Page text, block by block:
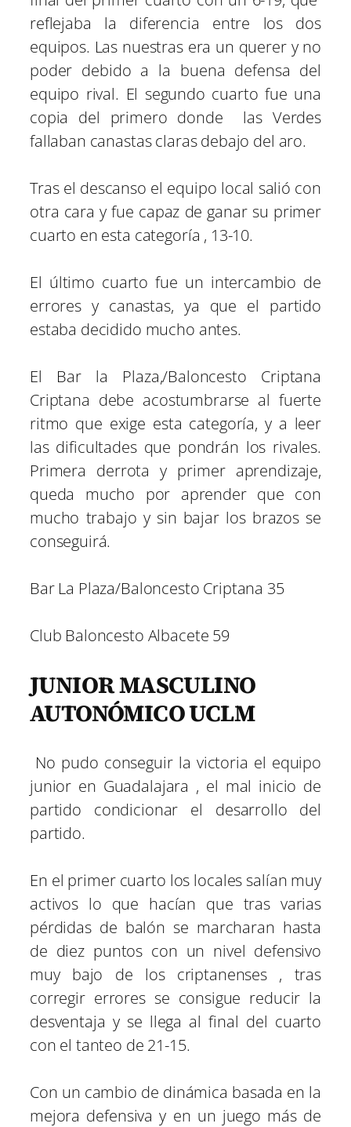
reflejaba la diferencia entre los dos
equipos. Las nuestras era un querer y no
poder debido a la buena defensa del
equipo rival. El segundo cuarto fue una
copia del primero donde las Verdes
fallaban canastas claras debajo del aro.
Tras el descanso el equipo local salió con
otra cara y fue capaz de ganar su primer
cuarto en esta categoría , 13-10.
El último cuarto fue un intercambio de
errores y canastas, ya que el partido
estaba decidido mucho antes.
El Bar la Plaza,/Baloncesto Criptana
Criptana debe acostumbrarse al fuerte
ritmo que exige esta categoría, y a leer
las dificultades que pondrán los rivales.
Primera derrota y primer aprendizaje,
queda mucho por aprender que con
mucho trabajo y sin bajar los brazos se
conseguirá.
Bar La Plaza/Baloncesto Criptana 35
Club Baloncesto Albacete 59
JUNIOR MASCULINO
AUTONÓMICO UCLM
No pudo conseguir la victoria el equipo
junior en Guadalajara , el mal inicio de
partido condicionar el desarrollo del
partido.
En el primer cuarto los locales salían muy
activos lo que hacían que tras varias
pérdidas de balón se marcharan hasta
de diez puntos con un nivel defensivo
muy bajo de los criptanenses , tras
corregir errores se consigue reducir la
desventaja y se llega al final del cuarto
con el tanteo de 21-15.
Con un cambio de dinámica basada en la
mejora defensiva y en un juego más de